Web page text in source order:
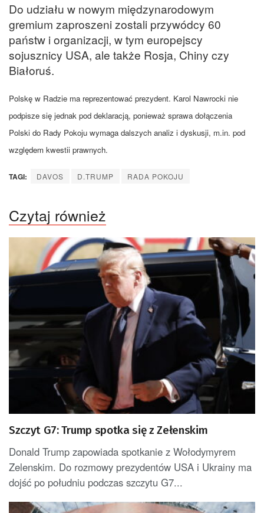
Do udziału w nowym międzynarodowym
gremium zaproszeni zostali przywódcy 60
państw i organizacji, w tym europejscy
sojusznicy USA, ale także Rosja, Chiny czy
Białoruś.
Polskę w Radzie ma reprezentować prezydent. Karol Nawrocki nie
podpisze się jednak pod deklaracją, ponieważ sprawa dołączenia
Polski do Rady Pokoju wymaga dalszych analiz i dyskusji, m.in. pod
względem kwestii prawnych.
TAGI: DAVOS D.TRUMP RADA POKOJU
Czytaj również
Szczyt G7: Trump spotka się z Zełenskim
Donald Trump zapowiada spotkanie z Wołodymyrem
Zelenskim. Do rozmowy prezydentów USA i Ukrainy ma
dojść po południu podczas szczytu G7...